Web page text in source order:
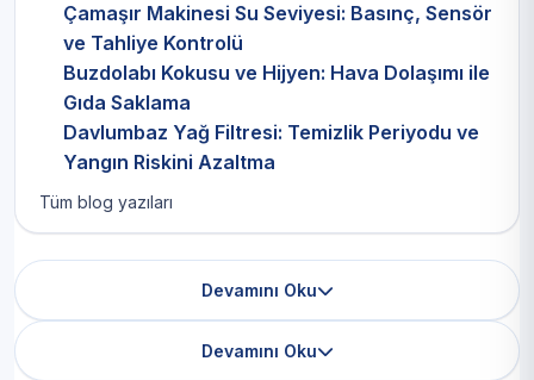
Çamaşır Makinesi Su Seviyesi: Basınç, Sensör
ve Tahliye Kontrolü
Buzdolabı Kokusu ve Hijyen: Hava Dolaşımı ile
Gıda Saklama
Davlumbaz Yağ Filtresi: Temizlik Periyodu ve
Yangın Riskini Azaltma
Tüm blog yazıları
Devamını Oku
Devamını Oku